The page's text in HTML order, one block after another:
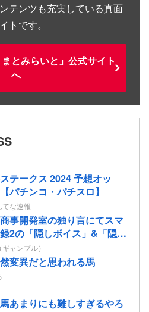
テンツも充実している真面
トです。
とみらいと」公式サイト
へ
テークス 2024 予想オッ
パチンコ・パチスロ】
てな速報
商事開発室の独り言にてスマ
2の「隠しボイス」&「隠し
Real）」解放コマンドが
ャンブル）
然変異だと思われる馬
馬あまりにも難しすぎるやろ